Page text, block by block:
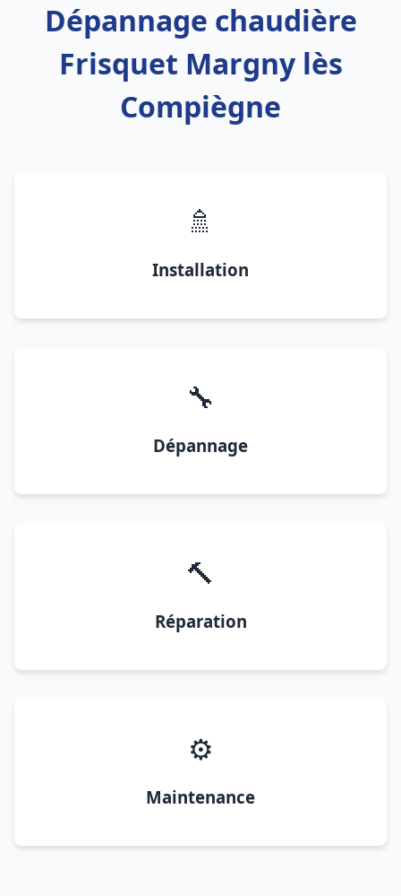
Dépannage chaudière
Frisquet Margny lès
Compiègne
🚿
Installation
🔧
Dépannage
🔨
Réparation
⚙️
Maintenance